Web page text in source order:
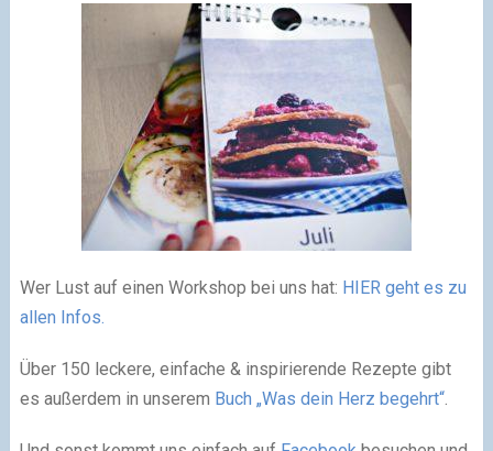
Wer Lust auf einen Workshop bei uns hat: HIER geht es zu
allen Infos.
Über 150 leckere, einfache & inspirierende Rezepte gibt
es außerdem in unserem Buch „Was dein Herz begehrt“.